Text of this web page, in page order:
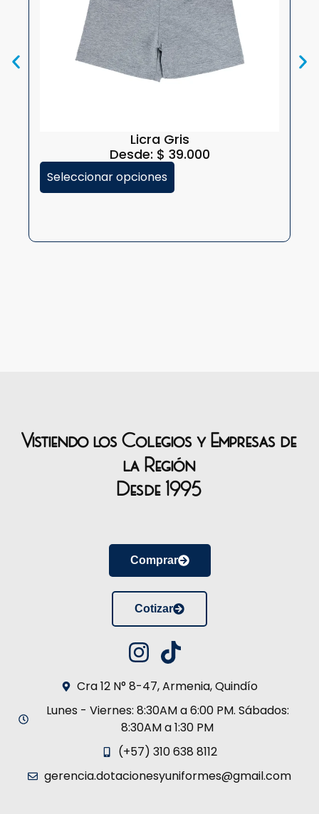
Licra Gris
Desde: $ 39.000
Seleccionar opciones
Vistiendo los Colegios y Empresas de
la Región
Desde 1995
Comprar
Cotizar
Cra 12 N° 8-47, Armenia, Quindío
Lunes - Viernes: 8:30AM a 6:00 PM. Sábados:
8:30AM a 1:30 PM
(+57) 310 638 8112
gerencia.dotacionesyuniformes@gmail.com